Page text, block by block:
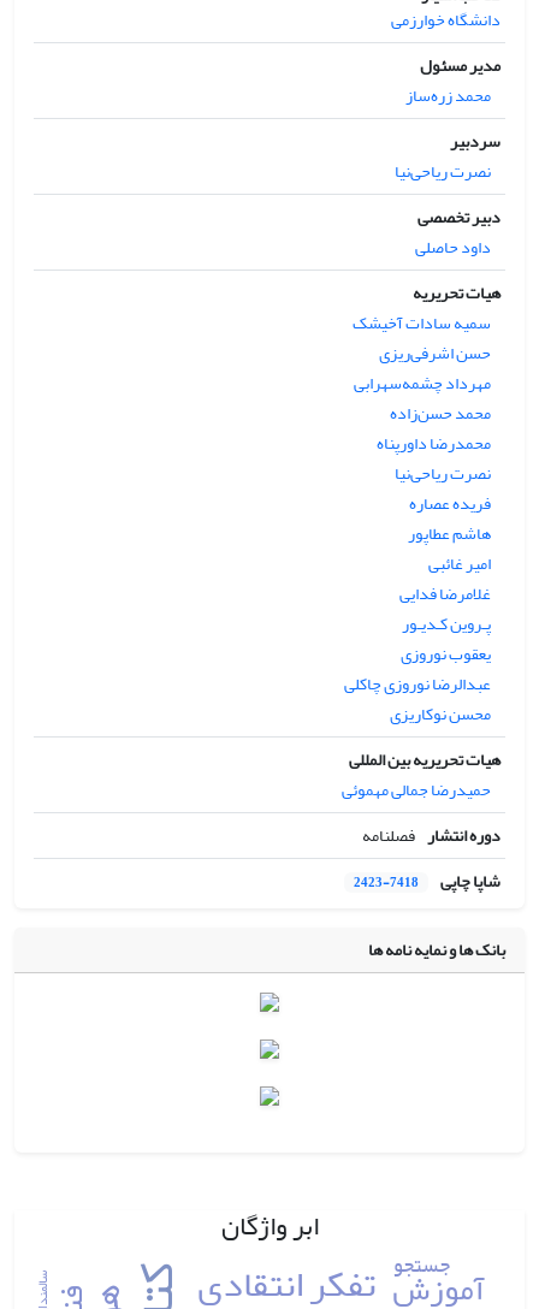
دانشگاه خوارزمی
مدیر مسئول
محمد زره‌ساز
سردبیر
نصرت ریاحی‌نیا
دبیر تخصصی
داود حاصلی
هیات تحریریه
سمیه سادات آخیشک
حسن اشرفی‌ریزی
مهرداد چشمه‌سهرابی
محمد حسن‌زاده
محمدرضا داورپناه
نصرت ریاحی‌نیا
فریده عصاره
هاشم عطاپور
امیر غائبی
غلامرضا فدایی
پـروین کـدیـور
یعقوب نوروزی
عبدالرضا نوروزی چاکلی
محسن نوکاریزی
هیات تحریریه بین المللی
حمیدرضا جمالی مهموئی
دوره انتشار فصلنامه
شاپا چاپی
2423-7418
بانک ها و نمایه نامه ها
ابر واژگان
تفکر انتقادی آموزش
جستجو
سالمندان